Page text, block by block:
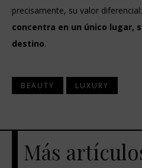
precisamente, su valor diferencial:
concentra en un único lugar,
destino.
BEAUTY LUXURY
Más